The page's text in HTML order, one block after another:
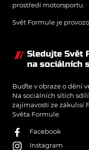
prostředí motorsportu.
Svět Formule je
Sledujte Svět
na sociálních
Buďte v obraze o dění
Na sociálních sítích
zajímavosti ze zákulisí
Světa Formule.
Facebook
Instagram